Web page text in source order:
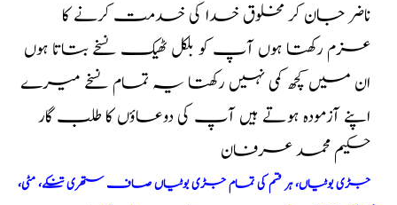
ناضر جان کر مخلوق خدا کی خدمت کرنے کا
عزم رکھتا ہوں آپ کو بلکل ٹھیک نسخے بتاتا ہوں
ان میں کچھ کمی نہیں رکھتا یہ تمام نسخے میرے
اپنے آزمودہ ہوتے ہیں آپ کی دوعاؤں کا طلب گار
حکیم محمد عرفان
جڑی بوٹیاں، ہر قسم کی تمام جڑی بوٹیاں صاف ستھری تنکے، مٹی،